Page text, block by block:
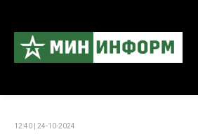
12:40 | 24-10-2024